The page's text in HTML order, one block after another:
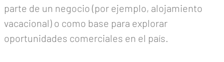
parte de un negocio (por ejemplo, alojamiento
vacacional) o como base para explorar
oportunidades comerciales en el país.